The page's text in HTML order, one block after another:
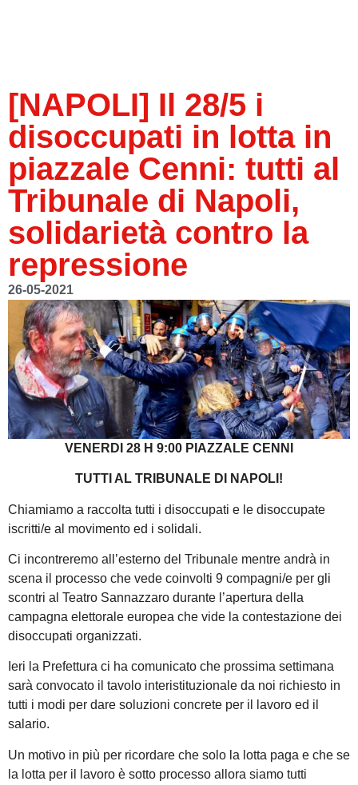
[NAPOLI] Il 28/5 i
disoccupati in lotta in
piazzale Cenni: tutti al
Tribunale di Napoli,
solidarietà contro la
repressione
26-05-2021
VENERDI 28 H 9:00 PIAZZALE CENNI
TUTTI AL TRIBUNALE DI NAPOLI!
Chiamiamo a raccolta tutti i disoccupati e le disoccupate
iscritti/e al movimento ed i solidali.
Ci incontreremo all’esterno del Tribunale mentre andrà in
scena il processo che vede coinvolti 9 compagni/e per gli
scontri al Teatro Sannazzaro durante l’apertura della
campagna elettorale europea che vide la contestazione dei
disoccupati organizzati.
Ieri la Prefettura ci ha comunicato che prossima settimana
sarà convocato il tavolo interistituzionale da noi richiesto in
tutti i modi per dare soluzioni concrete per il lavoro ed il
salario.
Un motivo in più per ricordare che solo la lotta paga e che se
la lotta per il lavoro è sotto processo allora siamo tutti